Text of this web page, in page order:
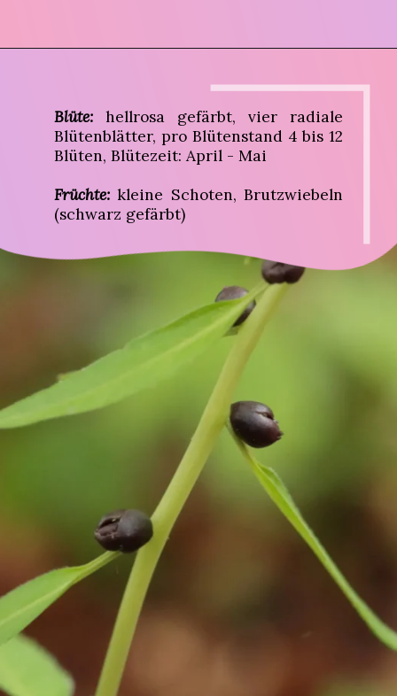
Blüte:hellrosa gefärbt, vier radiale
Blütenblätter, pro Blütenstand 4 bis 12
Blüten, Blütezeit: April - Mai
Früchte:kleine Schoten, Brutzwiebeln
(schwarz gefärbt)